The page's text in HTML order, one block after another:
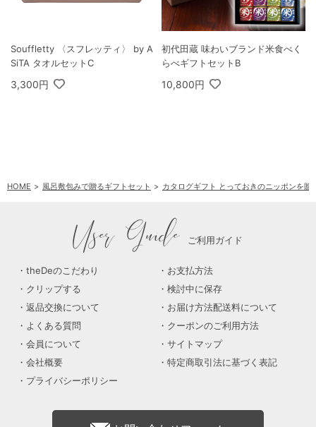
Souffletty 〈スフレッティ〉 by A
SiTA タオルセットC
3,300円
初代田蔵 味わいブランド米食べく
らべギフトセットB
10,800円
HOME 風呂敷包みで贈るギフトセット カタログギフト とっておきのニッポンを贈
User Guide ご利用ガイド
theDeのこだわり
お支払方法
クリップする
検討中に保存
返品交換について
お届け方法配送料について
よくある質問
クーポンのご利用方法
会員について
サイトマップ
会社概要
特定商取引法に基づく表記
プライバシーポリシー